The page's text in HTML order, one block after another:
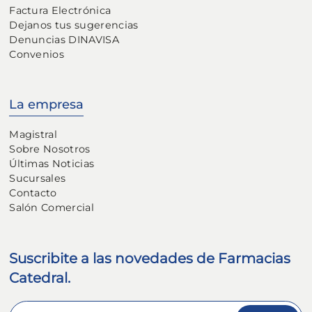
Factura Electrónica
Dejanos tus sugerencias
Denuncias DINAVISA
Convenios
La empresa
Magistral
Sobre Nosotros
Últimas Noticias
Sucursales
Contacto
Salón Comercial
Suscribite a las novedades de Farmacias
Catedral.